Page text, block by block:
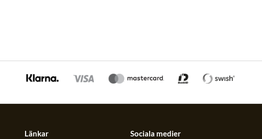
Länkar Sociala medier